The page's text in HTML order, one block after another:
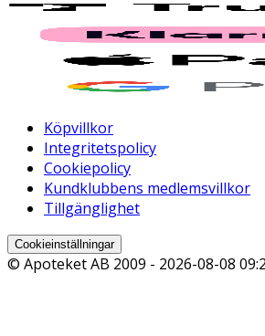
Köpvillkor
Integritetspolicy
Cookiepolicy
Kundklubbens medlemsvillkor
Tillgänglighet
Cookieinställningar
© Apoteket AB 2009 - 2026-08-08